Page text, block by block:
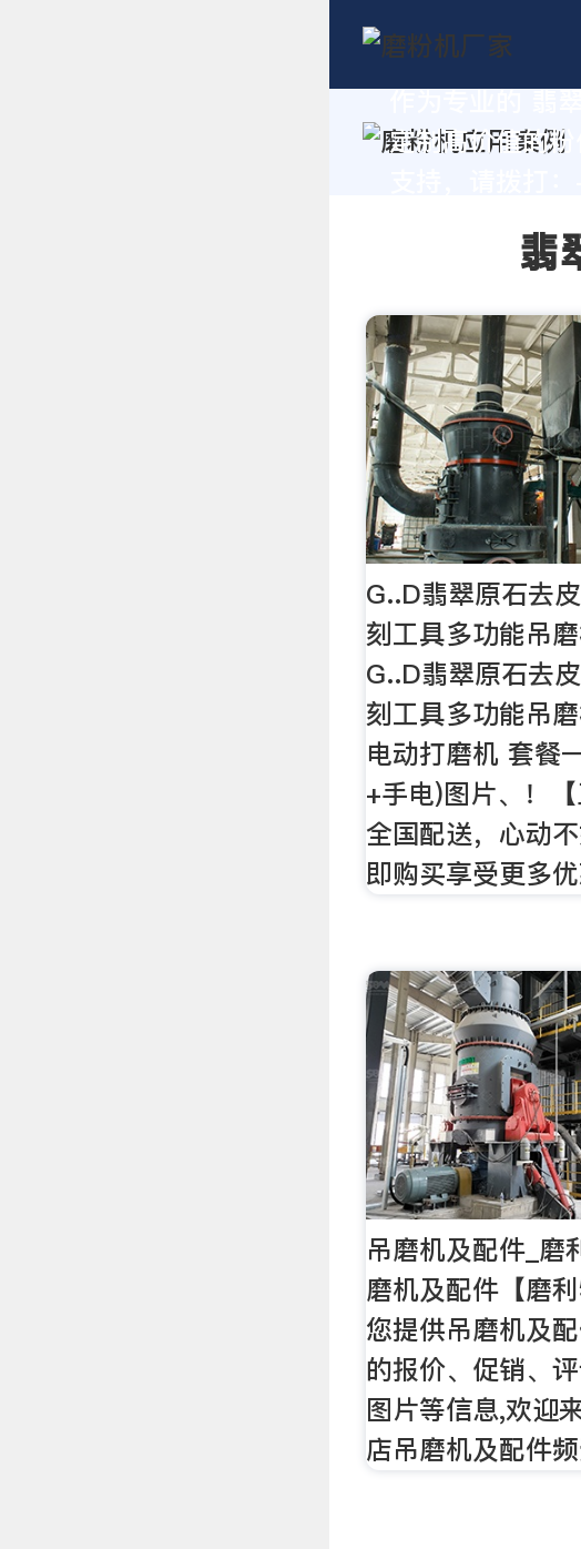
定制高价值的
翡
G..D翡翠原石去
刻工具多功能吊
G..D翡翠原石去
刻工具多功能吊
电动打磨机 套餐
+手电)图片、！【
全国配送，心动
即购买享受更多优
吊磨机及配件_磨
磨机及配件【磨
您提供吊磨机及
的报价、促销、评
图片等信息,欢迎
店吊磨机及配件